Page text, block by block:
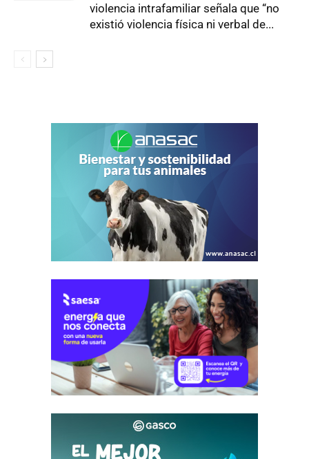
violencia intrafamiliar señala que “no
existió violencia física ni verbal de...